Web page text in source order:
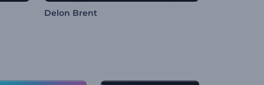
Delon Brent